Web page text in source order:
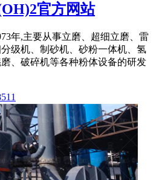
官方网站
年,主要从事立磨、超细立磨、雷
级机、制砂机、砂粉一体机、氢
、破碎机等各种粉体设备的研发